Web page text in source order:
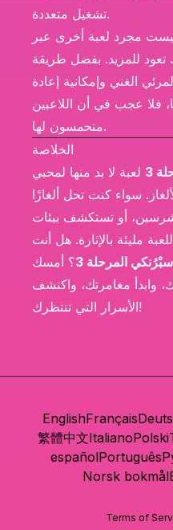
تشغيل متعددة.
مجرد لعبة أخرى عبر
تعود للمزيد. بفضل طريقة
الغني وإمكانية إعادة
فلا عجب في أن اللاعبين
متحمسون لها.
الخلاصة
3
لعبة لا بد منها لمحبي
سواء كنت تحل ألغازًا
أو تستكشف بيئات
مليئة بالإثارة. هل أنت
سبْرُنكي المرحلة 3
؟ أمسك
وابدأ مغامرتك، واكتشف
الأسرار التي تنتظرك!
EnglishFrançais
繁體中文ItalianoPolski
españolPortuguês
Norsk bokmål
Terms of